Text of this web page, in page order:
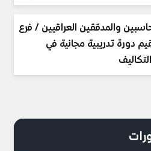
والمدققين العراقيين / فرع
دورة تدريبية مجانية في